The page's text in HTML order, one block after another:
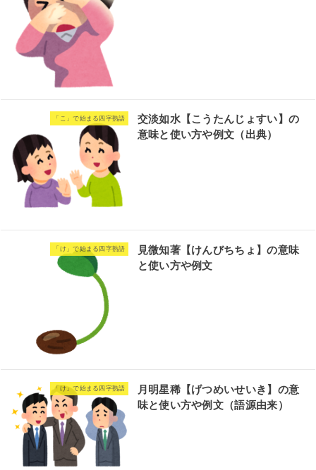
「こ」で始まる四字熟語
交淡如水【こうたんじょすい】の
意味と使い方や例文（出典）
「け」で始まる四字熟語
見微知著【けんびちちょ】の意味
と使い方や例文
「け」で始まる四字熟語
月明星稀【げつめいせいき】の意
味と使い方や例文（語源由来）